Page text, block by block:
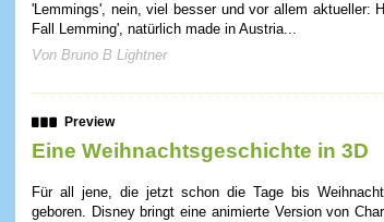
'Lemmings', nein, viel besser und vor allem aktueller:
Fall Lemming', natürlich made in Austria...
Von Bruno B Lightner
Preview
Eine Weihnachtsgeschichte in 3D
Für all jene, die jetzt schon die Tage bis
geboren. Disney bringt eine animierte Version von